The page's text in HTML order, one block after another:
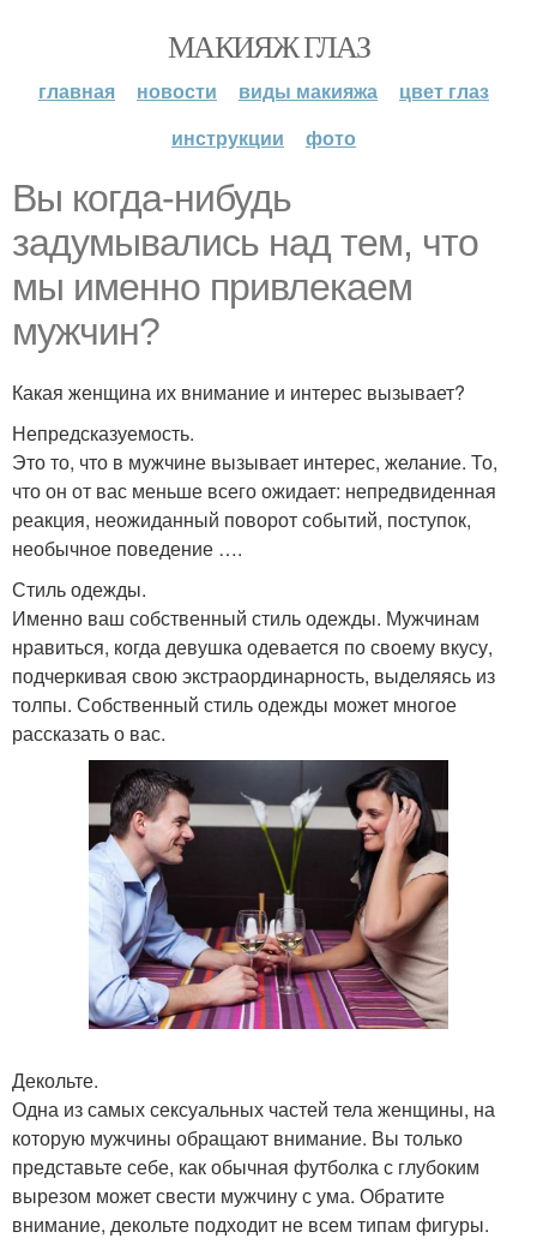
МАКИЯЖ ГЛАЗ
главная новости виды макияжа
цвет глаз
инструкции
фото
Вы когда-нибудь
задумывались над тем, что
мы именно привлекаем
мужчин?
Какая женщина их внимание и интерес вызывает?
Непредсказуемость.
Это то, что в мужчине вызывает интерес, желание. То,
что он от вас меньше всего ожидает: непредвиденная
реакция, неожиданный поворот событий, поступок,
необычное поведение ….
Стиль одежды.
Именно ваш собственный стиль одежды. Мужчинам
нравиться, когда девушка одевается по своему вкусу,
подчеркивая свою экстраординарность, выделяясь из
толпы. Собственный стиль одежды может многое
рассказать о вас.
Декольте.
Одна из самых сексуальных частей тела женщины, на
которую мужчины обращают внимание. Вы только
представьте себе, как обычная футболка с глубоким
вырезом может свести мужчину с ума. Обратите
внимание, декольте подходит не всем типам фигуры.